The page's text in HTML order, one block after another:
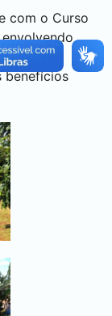
com o Curso
trabalho
benefícios